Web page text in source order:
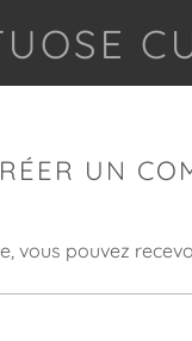
UN
vous pouvez